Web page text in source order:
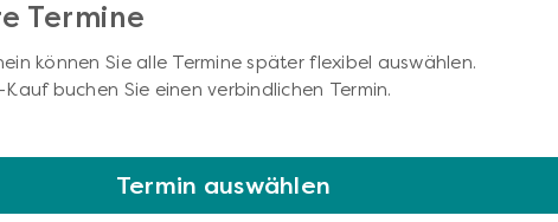
Termine
können Sie alle Termine später flexibel auswählen.
buchen Sie einen verbindlichen Termin.
Termin auswählen